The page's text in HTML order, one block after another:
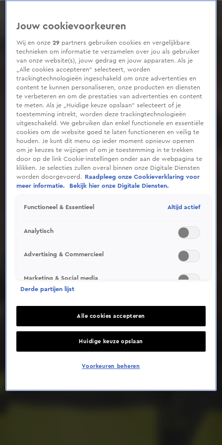
0
seconds
Deze video is niet beschikbaar op je huidige locatie
Jouw cookievoorkeuren
Wij en onze29 partners gebruiken cookies en vergelijkbare
technieken om informatie te verzamelen over jou als gebruiker
van onze website(s), jouw gedrag en jouw apparaten. Als je
„Alle cookies accepteren” selecteert, worden
trackingtechnologieën ingeschakeld om onze advertenties en
content te kunnen personaliseren, onze producten en diensten
te verbeteren en om de prestaties van advertenties en content
te meten. Als je „Huidige keuze opslaan” selecteert of je
toestemming intrekt, worden deze trackingtechnologieën
uitgeschakeld. We gebruiken dan enkel functionele en essentiële
cookies om de website goed te laten functioneren en veilig te
houden. Je kunt dit menu op ieder moment opnieuw openen
om je keuzes te wijzigen of om je toestemming in te trekken
door op de link Cookie-instellingen onder aan de webpagina te
klikken. Je selecties zullen overal binnen onze Digitale Diensten
worden doorgevoerd.
Raadpleeg onze Cookieverklaring voor
meer informatie.
Bekijk hier onze Digitale Diensten.
Functioneel & Essentieel Altijd actief
Analytisch
Advertising & Commercieel
Marketing & Social media
Derde partijen lijst
Alle cookies accepteren
Huidige keuze opslaan
Voorkeuren beheren